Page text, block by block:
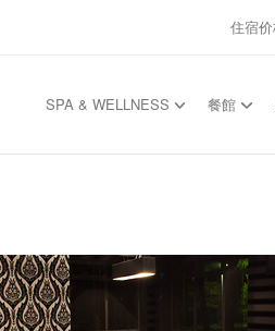
住宿
SPA & WELLNESS 餐館